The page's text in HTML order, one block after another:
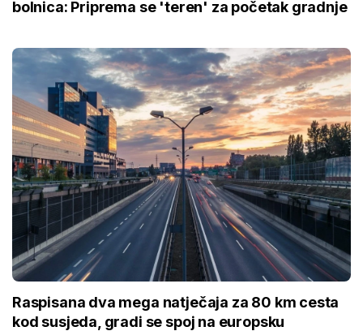
bolnica: Priprema se 'teren' za početak gradnje
Raspisana dva mega natječaja za 80 km cesta
kod susjeda, gradi se spoj na europsku